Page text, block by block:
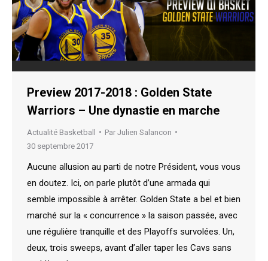
Preview 2017-2018 : Golden State
Warriors – Une dynastie en marche
Actualité Basketball Par Julien Salancon
30 septembre 2017
Aucune allusion au parti de notre Président, vous vous
en doutez. Ici, on parle plutôt d’une armada qui
semble impossible à arrêter. Golden State a bel et bien
marché sur la « concurrence » la saison passée, avec
une régulière tranquille et des Playoffs survolées. Un,
deux, trois sweeps, avant d’aller taper les Cavs sans